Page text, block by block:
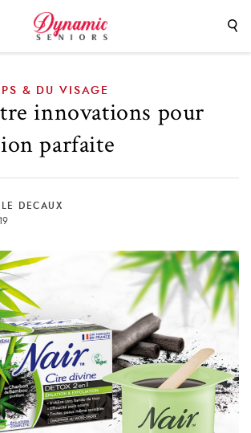
parfaite
& DU VISAGE
innovations pour
parfaite
DECAUX